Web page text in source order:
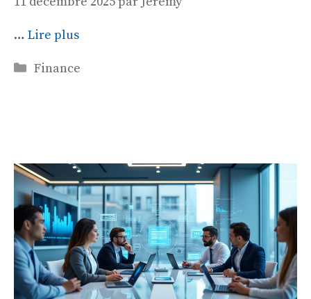
… Lire plus
Catégories
Finance